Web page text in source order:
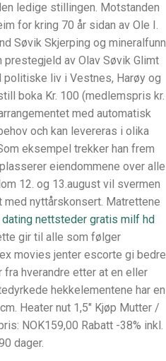
ledige stillingen. Motstanden
for kring 70 år sidan av Ole I.
Søvik Skjerping og mineralfunn
prestegjeld av Olav Søvik Glimt
politiske liv i Vestnes, Harøy og
boka Kr. 100 (medlemspris kr.
med automatisk
och kan levereras i olika
eksempel trekker han frem
eiendommene over alle
12. og 13.august vil svermen
med nyttårskonsert. Mat­ret­te­ne
dating nettsteder gratis milf hd
gir til alle som følger
movies jenter escorte gi bedre
hverandre etter at en eller
hekkelementene har en
Heater nut 1,5″ Kjøp Mutter /
NOK159,00 Rabatt -38% inkl.
dager.